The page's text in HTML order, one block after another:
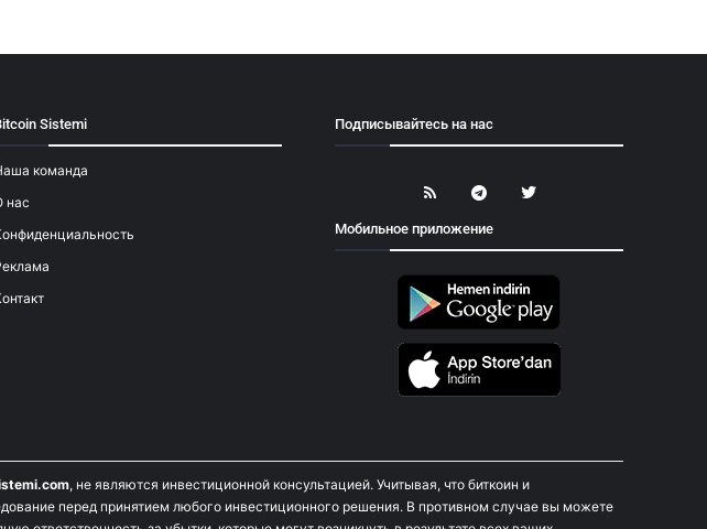
Sistemi
команда
нас
Подписывайтесь на нас
Мобильное приложение
, не являются инвестиционной консультацией. Учитывая, что биткоин и
перед принятием любого инвестиционного решения. В противном случае вы можете